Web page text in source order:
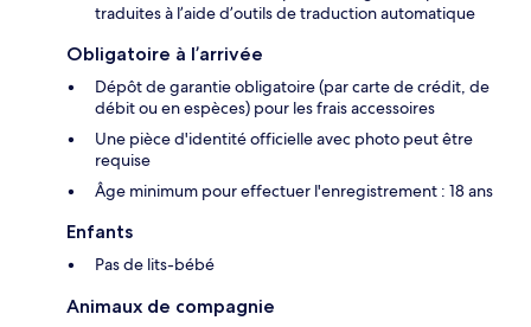
traduites à l’aide d’outils de traduction automatique
Obligatoire à l’arrivée
Dépôt de garantie obligatoire (par carte de crédit, de
débit ou en espèces) pour les frais accessoires
Une pièce d'identité officielle avec photo peut être
requise
Âge minimum pour effectuer l'enregistrement : 18 ans
Enfants
Pas de lits-bébé
Animaux de compagnie